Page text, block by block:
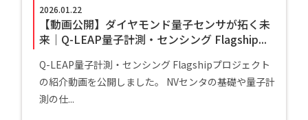
2026.01.22
【動画公開】ダイヤモンド量子センサが拓く未
来｜Q-LEAP量子計測・センシング Flagship...
Q-LEAP量子計測・センシング Flagshipプロジェクト
の紹介動画を公開しました。 NVセンタの基礎や量子計
測の仕...